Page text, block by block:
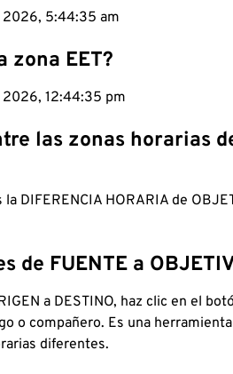
2026, 5:44:35 am
zona EET?
2026, 12:44:35 pm
las zonas horarias
la DIFERENCIA HORARIA de
de FUENTE a
a DESTINO, haz clic en el
o compañero. Es una
diferentes.